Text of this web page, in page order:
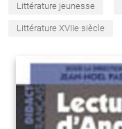
Littérature jeunesse
Littérature XVIIe siècle